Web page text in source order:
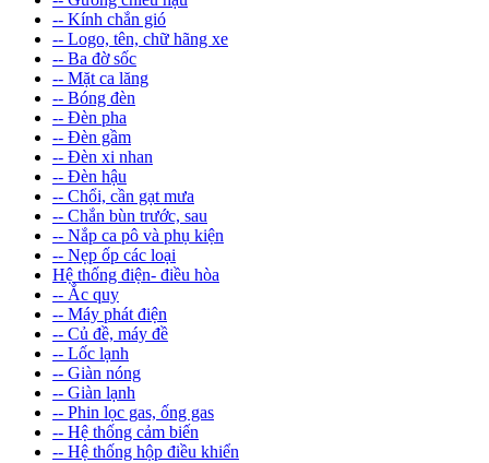
-- Kính chắn gió
-- Logo, tên, chữ hãng xe
-- Ba đờ sốc
-- Mặt ca lăng
-- Bóng đèn
-- Đèn pha
-- Đèn gầm
-- Đèn xi nhan
-- Đèn hậu
-- Chổi, cần gạt mưa
-- Chắn bùn trước, sau
-- Nắp ca pô và phụ kiện
-- Nẹp ốp các loại
Hệ thống điện- điều hòa
-- Ắc quy
-- Máy phát điện
-- Củ đề, máy đề
-- Lốc lạnh
-- Giàn nóng
-- Giàn lạnh
-- Phin lọc gas, ống gas
-- Hệ thống cảm biến
-- Hệ thống hộp điều khiển